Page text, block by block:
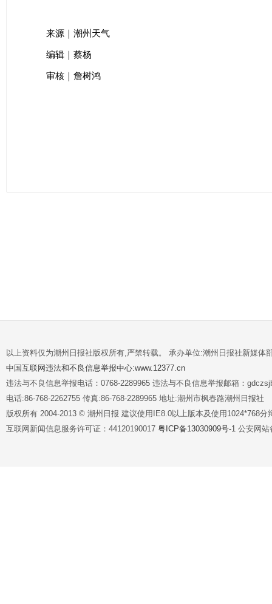
来源｜潮州天气
编辑｜蔡杨
审核｜詹树鸿
以上资料仅为潮州日报社版权所有,严禁转载。 承办单位:潮州日报社新媒体
中国互联网违法和不良信息举报中心:www.12377.cn
违法与不良信息举报电话：0768-2289965 违法与不良信息举报邮箱：
电话:86-768-2262755 传真:86-768-2289965 地址:潮州市枫春路潮州日报社
版权所有 2004-2013 © 潮州日报 建议使用IE8.0以上版本及使用1024*768分
互联网新闻信息服务许可证：44120190017 粤ICP备13030909号-1 公安网站